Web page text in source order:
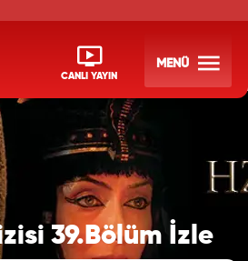
CANLI YAYIN
MENÜ
39.Bölüm İzle